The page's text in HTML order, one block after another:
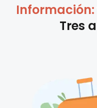
Información:
Tres a